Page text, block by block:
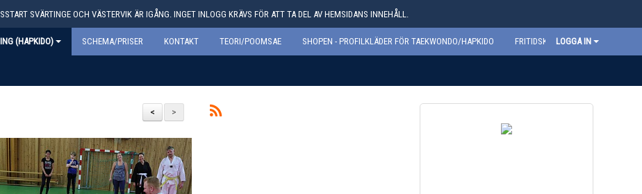
SVÄRTINGE OCH VÄSTERVIK ÄR IGÅNG. INGET INLOGG KRÄVS FÖR ATT TA DEL AV HEMSIDANS INNEHÅLL.
(HAPKIDO) SCHEMA/PRISER KONTAKT TEORI/POOMSAE SHOPEN - PROFILKLÄDER FÖR TAEKWONDO/HAPKIDO FRITIDSKORTETLOGGA IN
>
<